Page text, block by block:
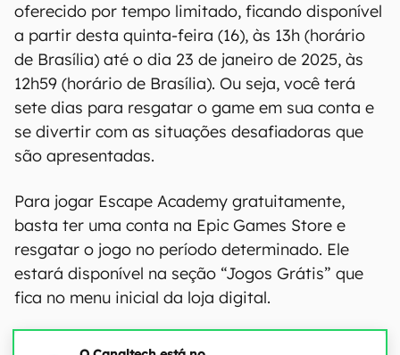
oferecido por tempo limitado, ficando disponível
a partir desta quinta-feira (16), às 13h (horário
de Brasília) até o dia 23 de janeiro de 2025, às
12h59 (horário de Brasília). Ou seja, você terá
sete dias para resgatar o game em sua conta e
se divertir com as situações desafiadoras que
são apresentadas.
Para jogar Escape Academy gratuitamente,
basta ter uma conta na Epic Games Store e
resgatar o jogo no período determinado. Ele
estará disponível na seção “Jogos Grátis” que
fica no menu inicial da loja digital.